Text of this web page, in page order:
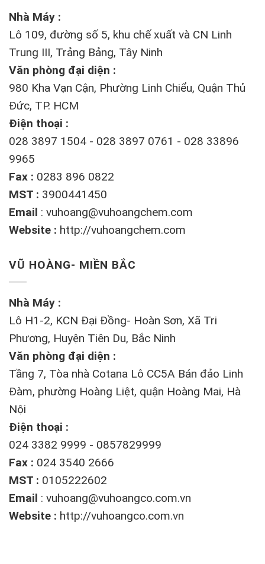
Nhà Máy :
Lô 109, đường số 5, khu chế xuất và CN Linh
Trung III, Trảng Bảng, Tây Ninh
Văn phòng đại diện :
980 Kha Vạn Cận, Phường Linh Chiểu, Quận Thủ
Đức, TP. HCM
Điện thoại :
028 3897 1504 - 028 3897 0761 - 028 33896
9965
Fax : 0283 896 0822
MST : 3900441450
Email : vuhoang@vuhoangchem.com
Website : http://vuhoangchem.com
VŨ HOÀNG- MIỀN BẮC
Nhà Máy :
Lô H1-2, KCN Đại Đồng- Hoàn Sơn, Xã Tri
Phương, Huyện Tiên Du, Bắc Ninh
Văn phòng đại diện :
Tầng 7, Tòa nhà Cotana Lô CC5A Bán đảo Linh
Đàm, phường Hoàng Liệt, quận Hoàng Mai, Hà
Nội
Điện thoại :
024 3382 9999 - 0857829999
Fax : 024 3540 2666
MST : 0105222602
Email : vuhoang@vuhoangco.com.vn
Website : http://vuhoangco.com.vn